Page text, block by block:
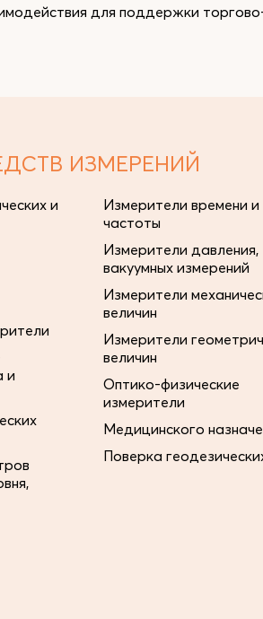
для поддержки
ИЗМЕРЕНИЙ
и
и
Измерители времени и
частоты
Измерители давления,
вакуумных измерений
Измерители
величин
Измерители
величин
Оптико-физические
измерители
Медицинского
Поверка